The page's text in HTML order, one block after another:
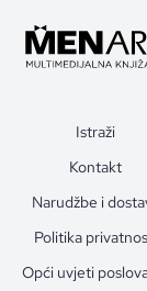
Istraži
Kontakt
Narudžbe i
Politika
Opći uvjeti